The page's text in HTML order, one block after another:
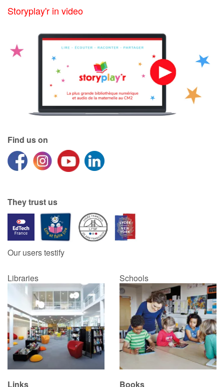
Home
Videos & Tutorials
Blog
Learn french with Storyplay'r
French book lists for children
Activities and workshops
Dyslexia and reading disorders
Storyplay'r in video
Find us on
They trust us
Our users testify
Libraries Schools
Links Books